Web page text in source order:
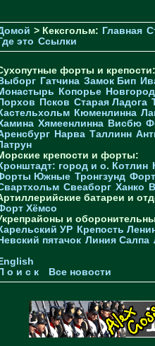
> Кексгольм: Главная
Где это Ссылки
форты и крепости:
Выборг Гатчина Замок Бип
Копорье Новгород
Порхов
Псков Старая Ладога
Кастельхольм Кюменлинна
Хямеенлинна Висбю
Нарва Таллинн
крепости и форты:
Кронштадт: город и о. Котлин
Южные Тронгзунд
Свеаборг Ханко
батареи и
Хёмсо
и
Карельский УР Крепость
Невский пятачок Линия Салпа
English
П о и с к
Все новости